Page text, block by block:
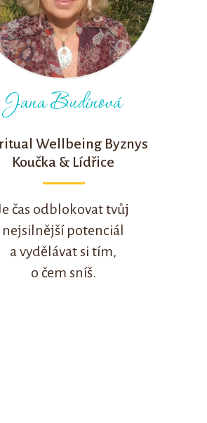
Jana Budínová
Wellbeing Byznys
Koučka & Lídřice
čas odblokovat tvůj
nejsilnější potenciál
a vydělávat si tím,
o čem sníš.